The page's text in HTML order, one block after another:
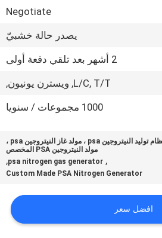
Negotiate
يصدر حالة خشبيّ
2 أشهر بعد تلقي دفعة أولى
L/C, T/T, ويسترن يونيون,
1000 مجموعات / سنويا
نظام توليد النيتروجين psa ، مولد غاز النيتروجين psa ،
مولد النيتروجين PSA المخصص
,
psa nitrogen gas generator
,
Custom Made PSA Nitrogen Generator
افضل سعر